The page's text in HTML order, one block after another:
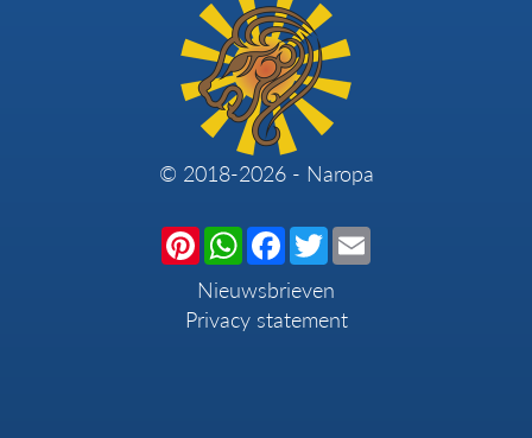
© 2018-2026 - Naropa
PinterestWhatsApp
Facebook
Twitter
Nieuwsbrieven
Privacy statement